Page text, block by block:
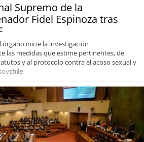
Supremo de la
Fidel Espinoza tras
órgano inicie la investigación
las medidas que estime pertinentes, de
y al protocolo contra el acoso sexual y
chile